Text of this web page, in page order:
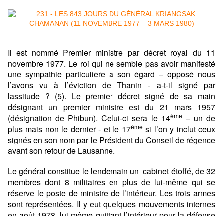
Il est nommé Premier ministre par décret royal du 11
novembre 1977. Le roi qui ne semble pas avoir manifesté
une sympathie particulière à son égard – opposé nous
l’avons vu à l’éviction de Thanin - a-t-il signé par
lassitude ? (5). Le premier décret signé de sa main
désignant un premier ministre est du 21 mars 1957
(désignation de Phibun). Celui-ci sera le 14ème– un de
plus mais non le dernier - et le 17èmesi l’on y inclut ceux
signés en son nom par le Président du Conseil de régence
avant son retour de Lausanne.
Le général constitue le lendemain un cabinet étoffé, de 32
membres dont 8 militaires en plus de lui-même qui se
réserve le poste de ministre de l’intérieur. Les trois armes
sont représentées. Il y eut quelques mouvements internes